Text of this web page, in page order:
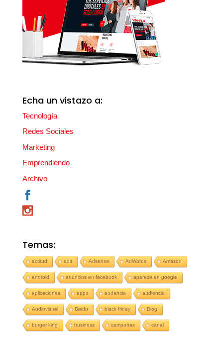
Echa un vistazo a:
Tecnología
Redes Sociales
Marketing
Emprendiendo
Archivo
Temas:
actitud ads Adsense AdWords Amazon
android anuncios en facebook aparece en google
aplicaciones apps audencia audiencia
Audiovisual Baidu black friday Blog
burger king business campañas canal